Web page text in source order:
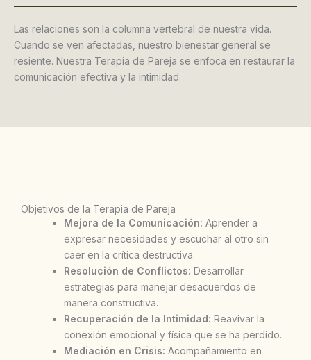
Las relaciones son la columna vertebral de nuestra vida.
Cuando se ven afectadas, nuestro bienestar general se
resiente. Nuestra Terapia de Pareja se enfoca en restaurar la
comunicación efectiva y la intimidad.
Objetivos de la Terapia de Pareja
Mejora de la Comunicación: Aprender a
expresar necesidades y escuchar al otro sin
caer en la crítica destructiva.
Resolución de Conflictos: Desarrollar
estrategias para manejar desacuerdos de
manera constructiva.
Recuperación de la Intimidad: Reavivar la
conexión emocional y física que se ha perdido.
Mediación en Crisis: Acompañamiento en